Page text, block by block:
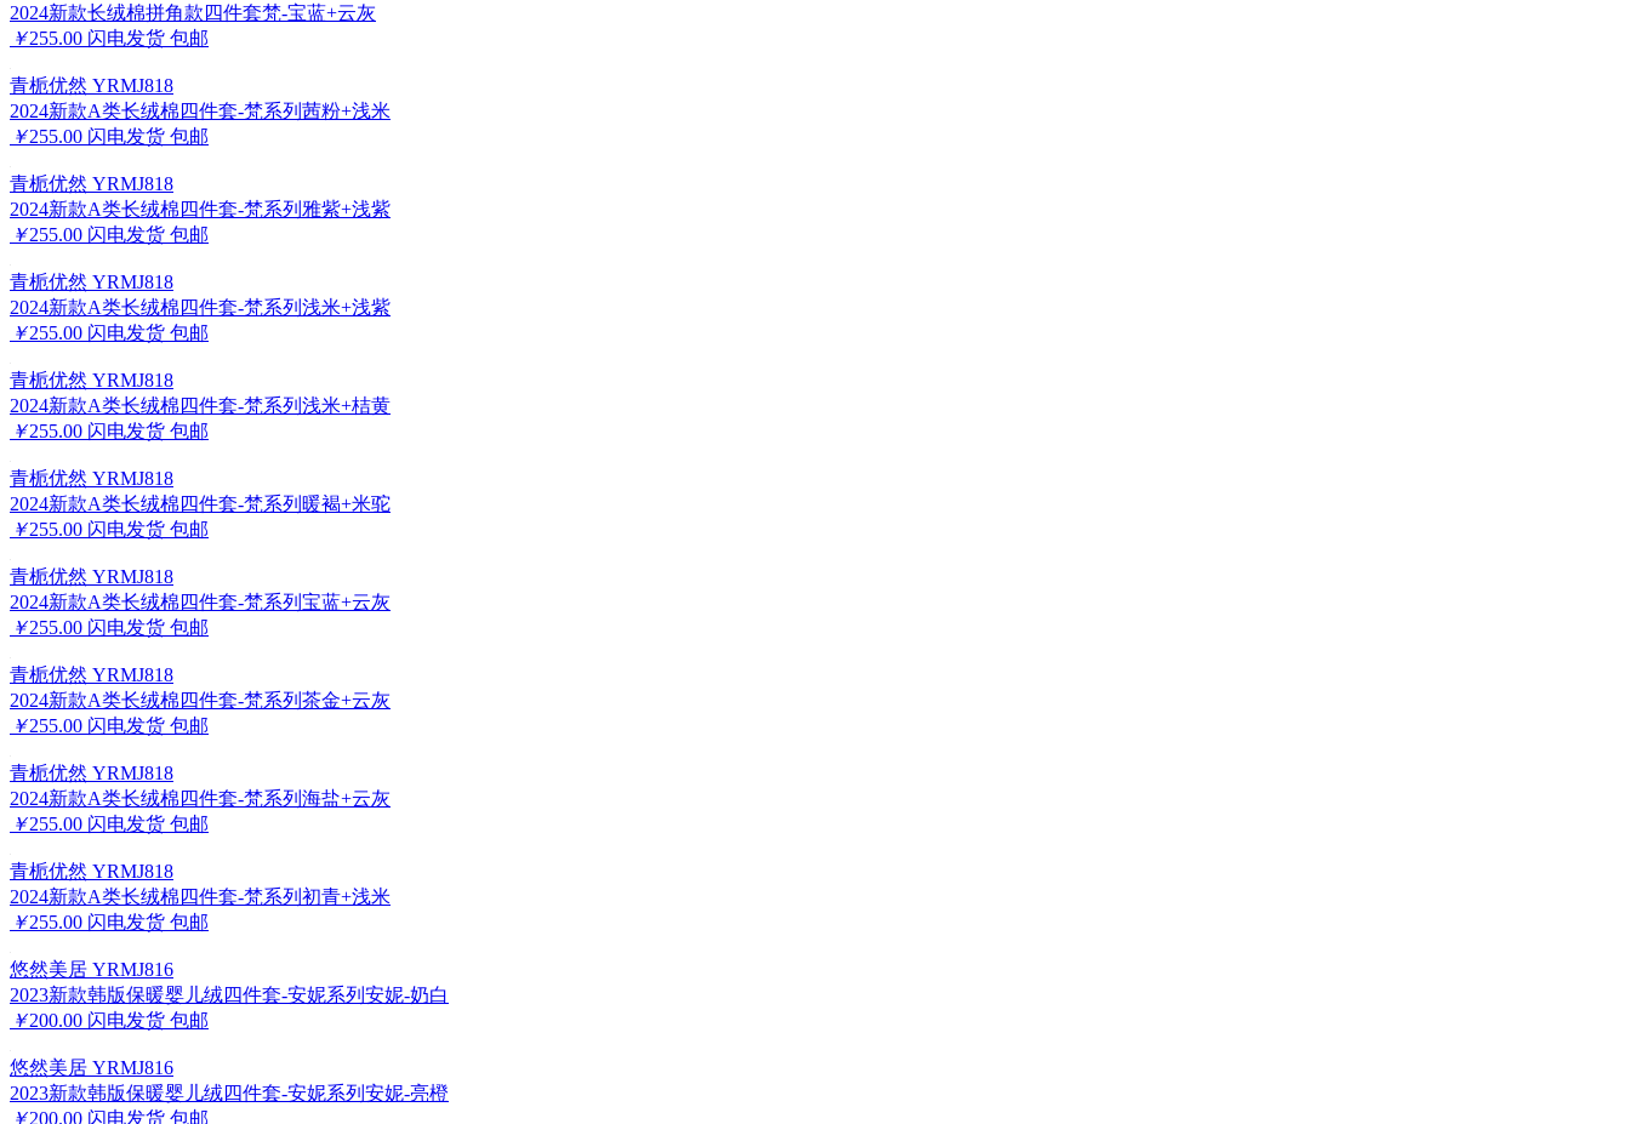
2024新款长绒棉拼角款四件套梵-宝蓝+云灰
￥255.00 闪电发货 包邮
青栀优然 YRMJ818
2024新款A类长绒棉四件套-梵系列茜粉+浅米
￥255.00 闪电发货 包邮
青栀优然 YRMJ818
2024新款A类长绒棉四件套-梵系列雅紫+浅紫
￥255.00 闪电发货 包邮
青栀优然 YRMJ818
2024新款A类长绒棉四件套-梵系列浅米+浅紫
￥255.00 闪电发货 包邮
青栀优然 YRMJ818
2024新款A类长绒棉四件套-梵系列浅米+桔黄
￥255.00 闪电发货 包邮
青栀优然 YRMJ818
2024新款A类长绒棉四件套-梵系列暖褐+米驼
￥255.00 闪电发货 包邮
青栀优然 YRMJ818
2024新款A类长绒棉四件套-梵系列宝蓝+云灰
￥255.00 闪电发货 包邮
青栀优然 YRMJ818
2024新款A类长绒棉四件套-梵系列茶金+云灰
￥255.00 闪电发货 包邮
青栀优然 YRMJ818
2024新款A类长绒棉四件套-梵系列海盐+云灰
￥255.00 闪电发货 包邮
青栀优然 YRMJ818
2024新款A类长绒棉四件套-梵系列初青+浅米
￥255.00 闪电发货 包邮
悠然美居 YRMJ816
2023新款韩版保暖婴儿绒四件套-安妮系列安妮-奶白
￥200.00 闪电发货 包邮
悠然美居 YRMJ816
2023新款韩版保暖婴儿绒四件套-安妮系列安妮-亮橙
￥200.00 闪电发货 包邮